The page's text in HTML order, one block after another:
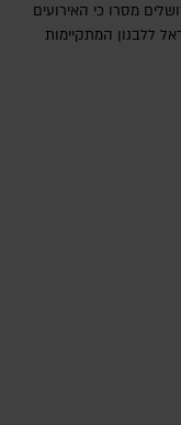
מסרו כי האירועים
ללבנון המתקיימות